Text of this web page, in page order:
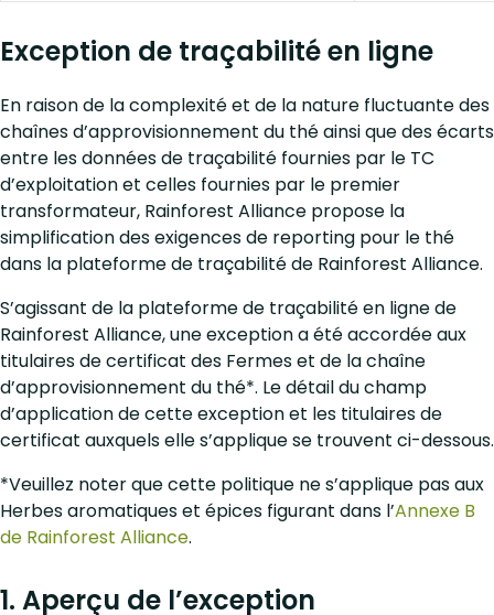
Exception de traçabilité en ligne
En raison de la complexité et de la nature fluctuante des
chaînes d’approvisionnement du thé ainsi que des écarts
entre les données de traçabilité fournies par le TC
d’exploitation et celles fournies par le premier
transformateur, Rainforest Alliance propose la
simplification des exigences de reporting pour le thé
dans la plateforme de traçabilité de Rainforest Alliance.
S’agissant de la plateforme de traçabilité en ligne de
Rainforest Alliance, une exception a été accordée aux
titulaires de certificat des Fermes et de la chaîne
d’approvisionnement du thé*. Le détail du champ
d’application de cette exception et les titulaires de
certificat auxquels elle s’applique se trouvent ci-dessous.
*Veuillez noter que cette politique ne s’applique pas aux
Herbes aromatiques et épices figurant dans l’Annexe B
de Rainforest Alliance.
1. Aperçu de l’exception